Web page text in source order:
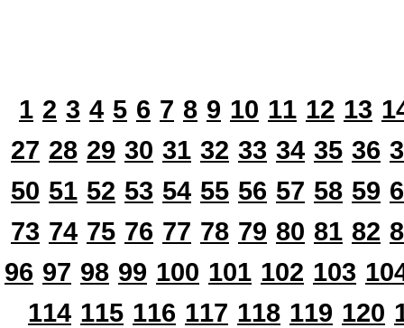
1 2 3 4 5 6 7 8 9 10 11 12 13
27 28 29 30 31 32 33 34 35 36
50 51 52 53 54 55 56 57 58 59
73 74 75 76 77 78 79 80 81 82
96 97 98 99 100 101 102 103
114 115 116 117 118 119 120